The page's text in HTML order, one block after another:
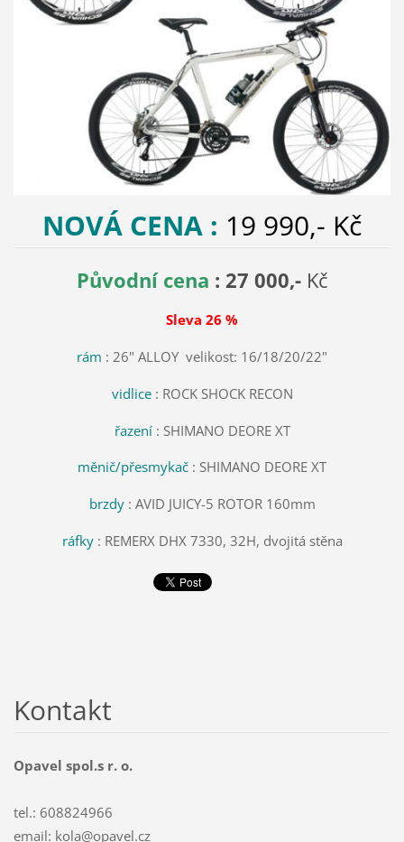
NOVÁ CENA : 19 990,- Kč
Původní cena : 27 000,-Kč
Sleva 26 %
rám : 26" ALLOY velikost: 16/18/20/22"
vidlice: ROCK SHOCK RECON
řazení: SHIMANO DEORE XT
měnič/přesmykač : SHIMANO DEORE XT
brzdy: AVID JUICY-5 ROTOR 160mm
ráfky: REMERX DHX 7330, 32H, dvojitá stěna
Kontakt
Opavel spol.s r. o.
tel.: 608824966
email: kola@opavel.cz